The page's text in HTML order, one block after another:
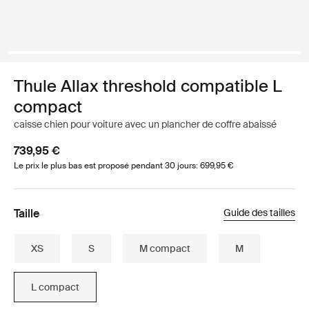
Thule Allax threshold compatible L
compact
caisse chien pour voiture avec un plancher de coffre abaissé
739,95 €
Le prix le plus bas est proposé pendant 30 jours: 699,95 €
Taille Guide des tailles
XS S M compact M
L compact